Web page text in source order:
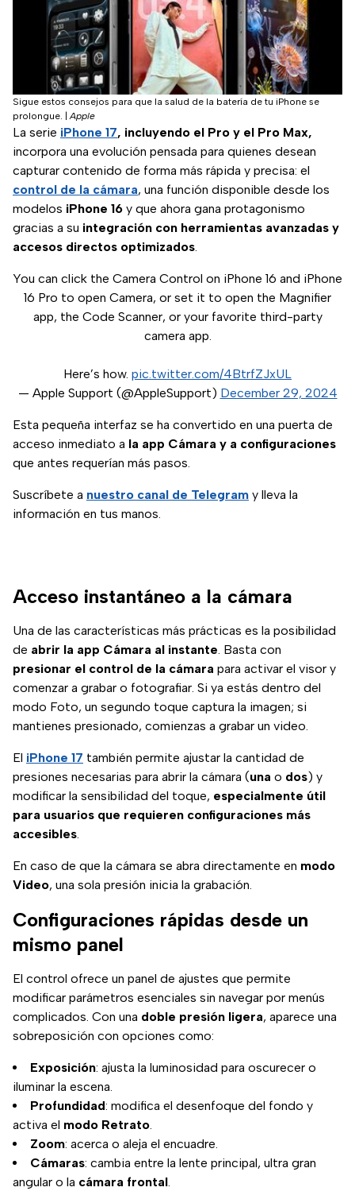
Sigue estos consejos para que la salud de la batería de tu iPhone se
prolongue. |Apple
La serie iPhone 17, incluyendo el Pro y el Pro Max,
incorpora una evolución pensada para quienes desean
capturar contenido de forma más rápida y precisa: el
control de la cámara, una función disponible desde los
modelos iPhone 16 y que ahora gana protagonismo
gracias a su integración con herramientas avanzadas y
accesos directos optimizados.
You can click the Camera Control on iPhone 16 and iPhone
16 Pro to open Camera, or set it to open the Magnifier
app, the Code Scanner, or your favorite third-party
camera app.
Here’s how. pic.twitter.com/4BtrfZJxUL
— Apple Support (@AppleSupport) December 29, 2024
Esta pequeña interfaz se ha convertido en una puerta de
acceso inmediato a la app Cámara y a configuraciones
que antes requerían más pasos.
Suscríbete a nuestro canal de Telegram y lleva la
información en tus manos.
Acceso instantáneo a la cámara
Una de las características más prácticas es la posibilidad
de abrir la app Cámara al instante. Basta con
presionar el control de la cámara para activar el visor y
comenzar a grabar o fotografiar. Si ya estás dentro del
modo Foto, un segundo toque captura la imagen; si
mantienes presionado, comienzas a grabar un video.
El iPhone 17 también permite ajustar la cantidad de
presiones necesarias para abrir la cámara (una o dos) y
modificar la sensibilidad del toque, especialmente útil
para usuarios que requieren configuraciones más
accesibles.
En caso de que la cámara se abra directamente en modo
Video, una sola presión inicia la grabación.
Configuraciones rápidas desde un
mismo panel
El control ofrece un panel de ajustes que permite
modificar parámetros esenciales sin navegar por menús
complicados. Con una doble presión ligera, aparece una
sobreposición con opciones como:
Exposición: ajusta la luminosidad para oscurecer o
iluminar la escena.
Profundidad: modifica el desenfoque del fondo y
activa el modo Retrato.
Zoom: acerca o aleja el encuadre.
Cámaras: cambia entre la lente principal, ultra gran
angular o la cámara frontal.